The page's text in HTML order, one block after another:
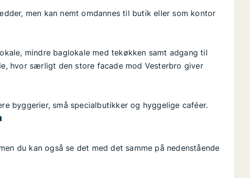
men kan nemt omdannes til butik eller som kontor
mindre baglokale med tekøkken samt adgang til
hvor særligt den store facade mod Vesterbro giver
byggerier, små specialbutikker og hyggelige caféer.
du kan også se det med det samme på nedenstående